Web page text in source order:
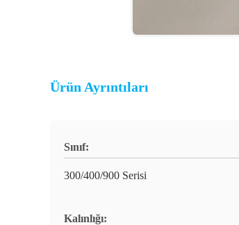
Ürün Ayrıntıları
Sınıf:
300/400/900 Serisi
Kalınlığı: